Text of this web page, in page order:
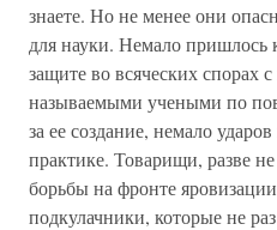
знаете. Но не менее они
для науки. Немало пришлось
защите во всяческих спорах
называемыми учеными по
за ее создание, немало
практике. Товарищи, разве
борьбы на фронте
подкулачники, которые не